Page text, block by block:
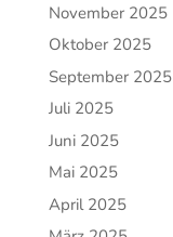
November 2025
Oktober 2025
September 2025
Juli 2025
Juni 2025
Mai 2025
April 2025